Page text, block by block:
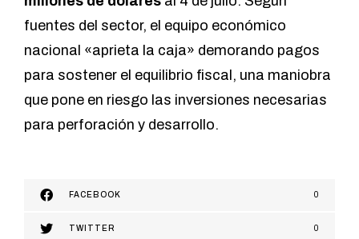
fuentes del sector, el equipo económico
nacional «aprieta la caja» demorando pagos
para sostener el equilibrio fiscal, una maniobra
que pone en riesgo las inversiones necesarias
para perforación y desarrollo.
FACEBOOK 0
TWITTER 0